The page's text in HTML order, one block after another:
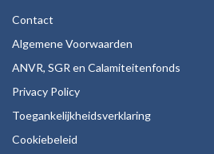
Contact
Algemene Voorwaarden
ANVR, SGR en Calamiteitenfonds
Privacy Policy
Toegankelijkheidsverklaring
Cookiebeleid